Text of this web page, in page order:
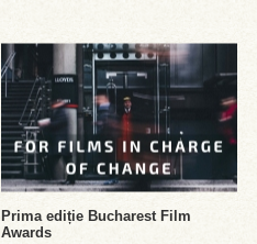
Prima ediție Bucharest Film
Awards